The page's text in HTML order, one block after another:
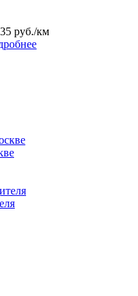
руб./км